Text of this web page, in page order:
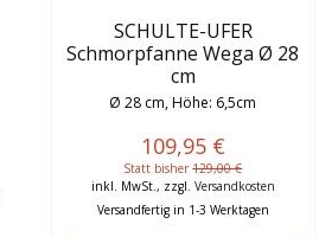
SCHULTE-UFER
Schmorpfanne Wega Ø 28
cm
Ø 28 cm, Höhe: 6,5cm
109,95 €
Statt bisher129,00 €
inkl. MwSt., zzgl. Versandkosten
Versandfertig in 1-3 Werktagen